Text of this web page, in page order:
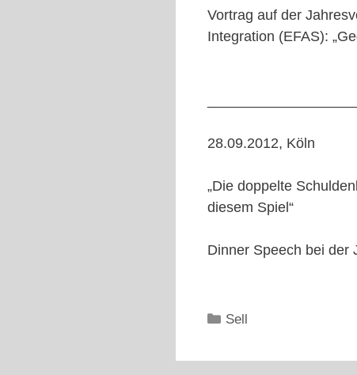
Vortrag auf der
Integration (EFAS):
28.09.2012, Köln
„Die doppelte
diesem Spiel“
Dinner Speech bei der
Kategorien
Sell